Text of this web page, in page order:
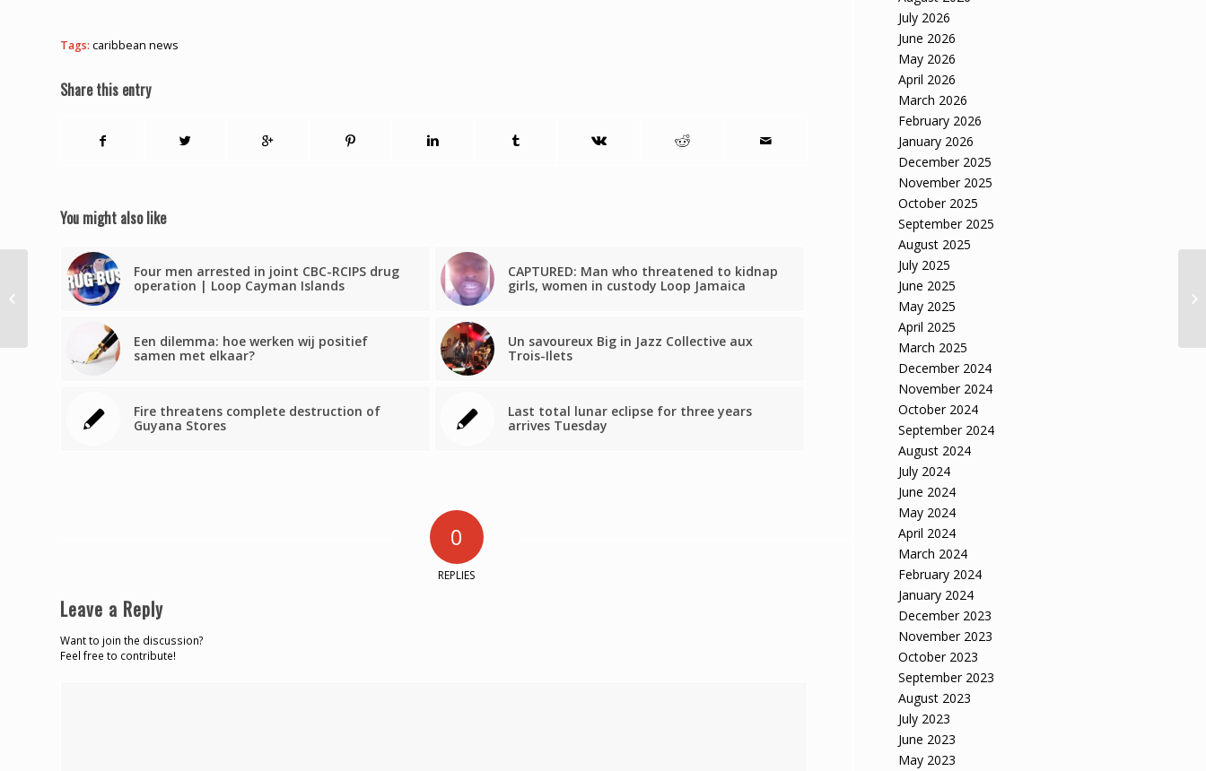
Tags: caribbean news
Share this entry
You might also like
Four men arrested in joint CBC-RCIPS drug
operation | Loop Cayman Islands
CAPTURED: Man who threatened to kidnap
girls, women in custody Loop Jamaica
Een dilemma: hoe werken wij positief
samen met elkaar?
Un savoureux Big in Jazz Collective aux
Trois-Ilets
Fire threatens complete destruction of
Guyana Stores
Last total lunar eclipse for three years
arrives Tuesday
0
REPLIES
Leave a Reply
Want to join the discussion?
Feel free to contribute!
July 2026
June 2026
May 2026
April 2026
March 2026
February 2026
January 2026
December 2025
November 2025
October 2025
September 2025
August 2025
July 2025
June 2025
May 2025
April 2025
March 2025
December 2024
November 2024
October 2024
September 2024
August 2024
July 2024
June 2024
May 2024
April 2024
March 2024
February 2024
January 2024
December 2023
November 2023
October 2023
September 2023
August 2023
July 2023
June 2023
May 2023
Insatisfecho Pedro
Pierluisi con LUMA